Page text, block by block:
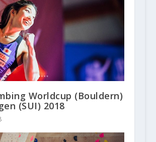
Worldcup (Bouldern)
(SUI) 2018